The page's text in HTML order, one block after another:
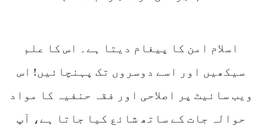
اسلام امن کا پیغام دیتا ہے۔ اس کا علم
سیکھیں اور اسے دوسروں تک پہنچائیں! اس
ویب سائیٹ پر اصلاحی اور فقہ حنفیہ کا مواد
حوالہ جات کے ساتھ شائع کیا جاتا ہے، آپ